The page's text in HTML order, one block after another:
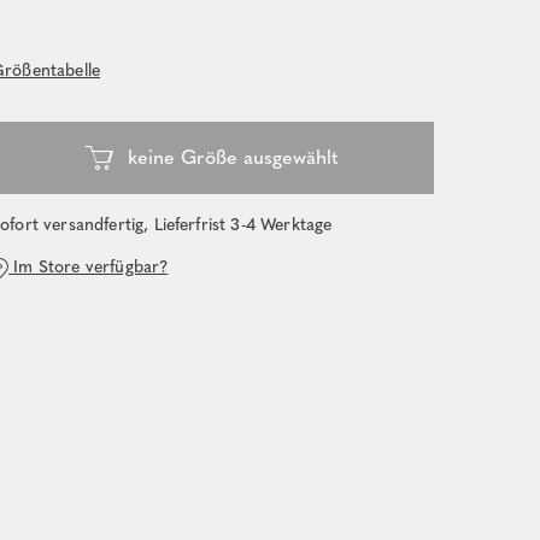
versandfertig, Lieferfrist 3-4 Werktage
Im Store verfügbar?